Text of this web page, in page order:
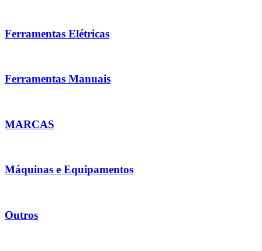
Ferramentas Elétricas
Ferramentas Manuais
MARCAS
Máquinas e Equipamentos
Outros